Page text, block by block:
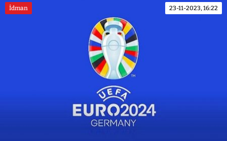
İdman 23-11-2023, 16:22